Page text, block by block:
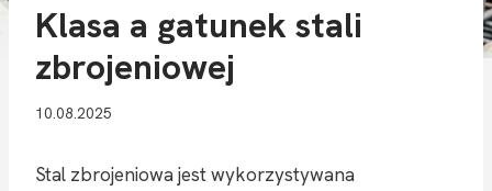
Klasa a gatunek stali
zbrojeniowej
10.08.2025
Stal zbrojeniowa jest wykorzystywana